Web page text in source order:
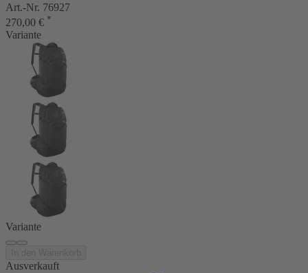
Art.-Nr. 76927
270,00 € *
Variante
Variante
Ausverkauft